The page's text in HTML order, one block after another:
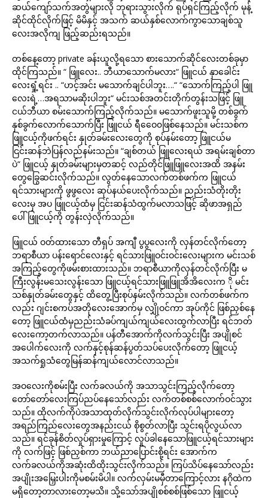
ဆယ်ကျော်သက်အတွဲများလို ဘုရားသွားလိုက် ရုပ်ရှင်ကြည့်လိုက် မုန့်
ဆိုင်ထိုင်လိုက်ဖြင့် မိမိနှင့် အသက် ဆယ်နှစ်လောက်ကွာသောချစ်သူ
လေးအလိုကျ ဖြည့်ဆည်းရသည်။
တစ်နေ့တော့ private ခန်းယူလို့ရသော စားသောက်ဆိုင်လေးတစ်ခုမှာ
ထိုင်ကြသည်။ “ ဖြူလေး.. ဘီယာသောက်မလား“ ဖြူငယ် နှာခေါင်း
လေးရှုံ့ရင်း .. “ဟင့်အင်း မသောက်ချင်ပါဘူး….“ “သောက်ကြည့်ပါ ဖြူ
လေးရဲ့…အရသာမဆိုးပါဘူး“ မင်းသစ်အတင်းတိုက်တွန်းသဖြင့် ဖြူ
ငယ်ဘီယာ စမ်းသောက်ကြည့်လိုက်သည်။ မသောက်ဖူးသူမို့ တစ်ခွက်
နှစ်ခွက်လောက်သောက်ပြီး ဖြူငယ် ရီဝေေ၀ဖြစ်နေသည်။ မင်းသစ်က
ဖြူငယ့်ကိုဖက်ရင်း နှုတ်ခမ်းလေးတွေကို စုပ်နမ်းတော့ ဖြူငယ်မ
ငြင်းဆန်ဘဲပြန်လည်နမ်းသည်။ “ချစ်တယ် ဖြူလေးရယ် အရမ်းချစ်တာ
ပဲ“ ဖြူငယ့် နှုတ်ခမ်းများမှတဆင့် လည်တိုင်ဖြူဖြူလေးအထိ အနမ်း
တွေခြွေဆင်းလိုက်သည်။ လွတ်နေသောလက်တစ်ဖက်က ဖြူငယ်
ရင်သားများကို ဖွဖွလေး ဆုပ်နယ်ပေးလိုက်သည်။ ညည်းသံတိုးတိုး
လေးမှ အပ ဖြူငယ့်ထံမှ ငြင်းဆန်သံထွက်မလာသဖြင့် ဆိုဖာအရှည်
ပေါ်ဖြူငယ့်ကို တွန်းလှဲလိုက်သည်။
ဖြူငယ် ဝတ်ထားသော တီရှပ် အကျီ ပွပွလေးကို လှန်တင်လိုက်တော့
ဘရာစီယာ ပန်းရောင်လေးနှင့် ရင်သားဖြူဝင်းဝင်းလေးများက မင်းသစ်
အကြည့်တွေကိုဖမ်းစားထားသည်။ ဘရာစီယာကိုလှန်တင်လိုက်ပြီး မ
ကြီးလွန်းမသေးလွန်းသော ဖြူငယ့်ရင်သားဖြူဖြူအိအိလေးက ို မင်း
သစ်နှုတ်ခမ်းတွေနှင့် ထိတွေ့ပြီးစုပ်နမ်းလိုက်သည်။ လက်တစ်ဖက်က
လည်း ဂျင်းစကပ်အတိုလေးအောက်မှ လျှိုဝင်ကာ အုပ်ကိုင် ဖြစ်ညှစ်နေ
တော့ ဖြူငယ်ထံမှညည်းသံခပ်ကျယ်ကျယ်လေးထွက်လာပြီး ရင်ဘတ်
လေးကော့တက်လာသည်။ ပန်တီအောက်ကိုလက်သွင်းပြီး အပျိုစင်
အပေါက်လေးကို လက်နှင့်စုန်ဆန်ပွတ်သပ်ပေးလိုက်တော့ ဖြူငယ့်
အသက်ရှုသံတွေမြန်ဆန်ကျယ်လောင်လာသည်။
အဝလေးကိုစမ်းပြီး လက်ခလယ်ကို အသာသွင်းကြည့်လိုက်တော့
တော်တော်လေးကြပ်ညပ်နေသော်လည်း လက်တစ်စစ်လောက်ဝင်သွား
သည်။ ထိုလက်ကိုပဲအသာထုတ်လိုက်သွင်းလိုက်လုပ်ပါများတော့
အရည်ကြည်လေးတွေအနည်းငယ် စိုစွတ်လာပြီး သွင်းရပိုလွယ်လာ
သည်။ ရင်ခုန်စိတ်လှုပ်ရှားမှုကြောင့် လှုပ်ခါနေသောဖြူငယ့်ရင်သားများ
ကို လက်ဖြင့် ဖြစ်ညှစ်ကာ ဘယ်ညာပြောင်းစို့ရင်း အောက်က
လက်ခလယ်ကိုအဆုံးထိထိုးသွင်းလိုက်သည်။ ကြပ်သိပ်နေသော်လည်း
အပျိုးအမြှေးပါးကိုမစမ်းမိပါ။ လက်လှမ်းမမှီတာကြောင့်လား နဂိုထဲက
မရှိတော့တာလားတော့မသိ။ သို့သော်အပျိုစစ်စစ်ဖြစ်သော ဖြူငယ့်